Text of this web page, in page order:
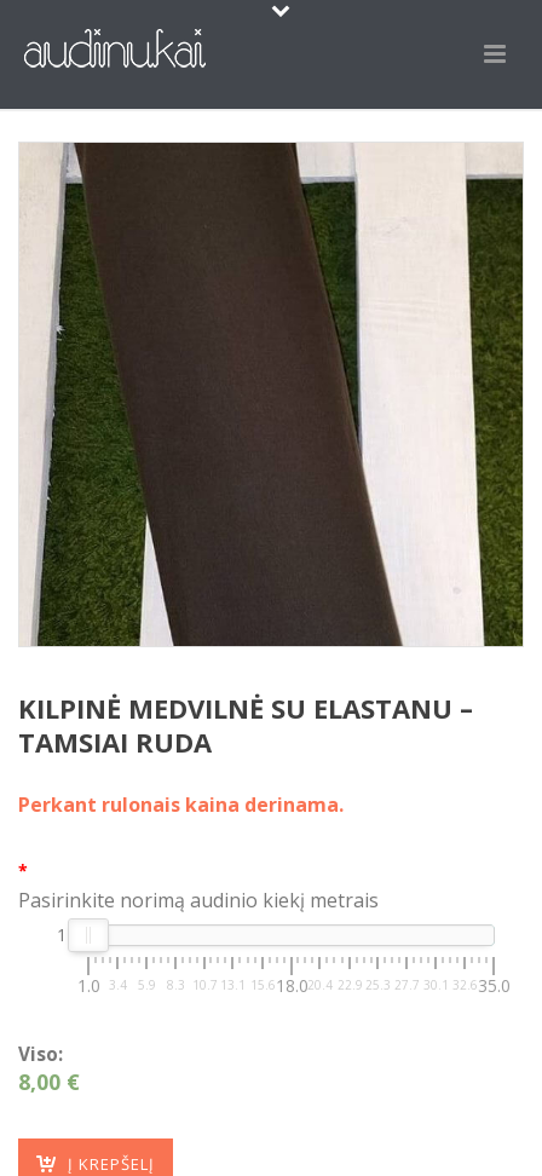
KILPINĖ MEDVILNĖ SU ELASTANU –
TAMSIAI RUDA
Perkant rulonais kaina derinama.
*
Pasirinkite norimą audinio kiekį metrais
1.0 3.4 5.9 8.3 10.7 13.1 15.618.020.4 22.9 25.3 27.7 30.1 32.635.0
1
Viso:
8,00 €
Į KREPŠELĮ